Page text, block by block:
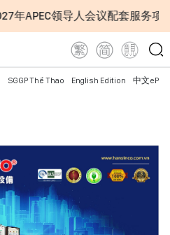
议配套服务项目工程认定标准
SGGP Thể Thao English Edition 中文